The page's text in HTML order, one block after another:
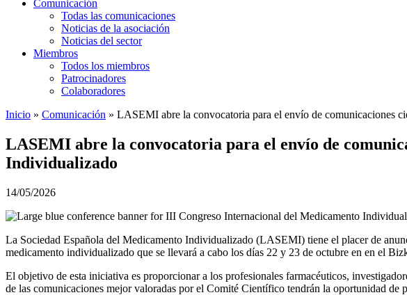
Comunicación
Todas las comunicaciones
Noticias de la asociación
Noticias del sector
Miembros
Todos los miembros
Patrocinadores
Colaboradores
Inicio » Comunicación » LASEMI abre la convocatoria para el envío de comunicaciones
LASEMI abre la convocatoria para el envío de
Individualizado
14/05/2026
La Sociedad Española del Medicamento Individualizado (LASEMI) tiene el placer de
medicamento individualizado que se llevará a cabo los días 22 y 23 de octubre en en el
El objetivo de esta iniciativa es proporcionar a los profesionales farmacéuticos,
de las comunicaciones mejor valoradas por el Comité Científico tendrán la oportunidad de